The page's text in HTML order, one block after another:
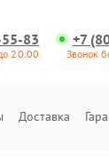
83
20:00
+7
Звонок
Доставка